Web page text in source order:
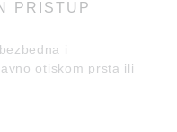
PRISTUP
i
otiskom prsta ili